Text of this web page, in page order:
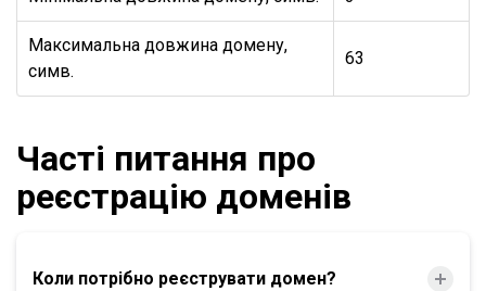
Максимальна довжина домену,
симв.
63
Часті питання про
реєстрацію доменів
Коли потрібно реєструвати домен?